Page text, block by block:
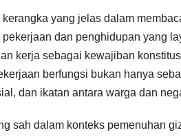
yang jelas dalam
dan penghidupan yang
kerja sebagai kewajiban
berfungsi bukan hanya
dan ikatan antara warga dan
sah dalam konteks pemenuhan